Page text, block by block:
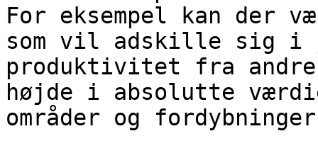
For eksempel kan der
som vil adskille sig i
produktivitet fra andre
højde i absolutte
områder og